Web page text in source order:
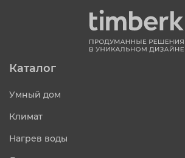
Каталог
Умный дом
Климат
Нагрев воды